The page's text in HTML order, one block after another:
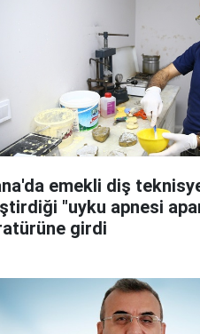
emekli diş
"uyku apnesi
girdi